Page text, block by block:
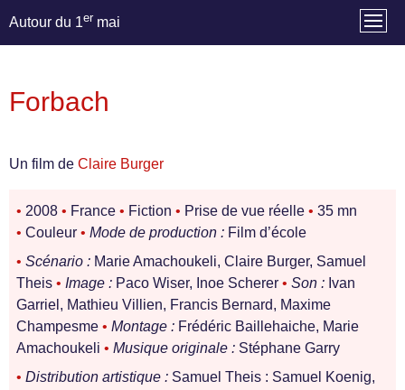
Autour du 1er mai
Forbach
Un film de Claire Burger
• 2008 • France • Fiction • Prise de vue réelle • 35 mn
• Couleur • Mode de production : Film d’école
• Scénario : Marie Amachoukeli, Claire Burger, Samuel
Theis • Image : Paco Wiser, Inoe Scherer • Son : Ivan
Garriel, Mathieu Villien, Francis Bernard, Maxime
Champesme • Montage : Frédéric Baillehaiche, Marie
Amachoukeli • Musique originale : Stéphane Garry
• Distribution artistique : Samuel Theis : Samuel Koenig,